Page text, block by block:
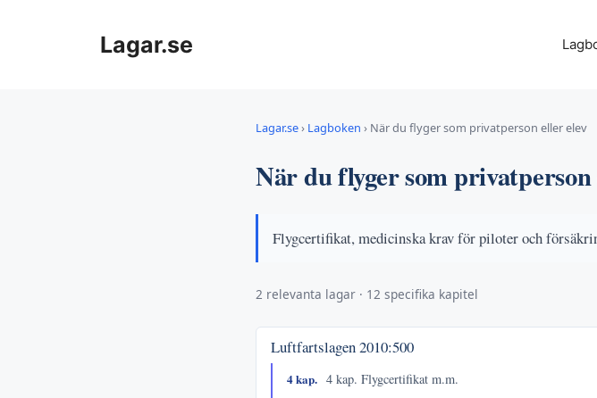
Lagar.se
Lagar.se› Lagboken › När du flyger som privatperson eller elev
När du flyger som privatperson
Flygcertifikat, medicinska krav för piloter och
2 relevanta lagar · 12 specifika kapitel
Luftfartslagen2010:500
4 kap. 4 kap. Flygcertifikat m.m.